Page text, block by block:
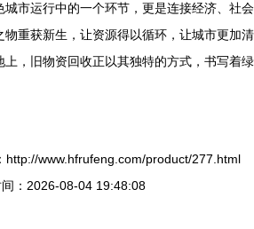
城市运行中的一个环节，更是连接经济、社会
重获新生，让资源得以循环，让城市更加清
，旧物资回收正以其独特的方式，书写着绿
http://www.hfrufeng.com/product/277.html
：2026-08-04 19:48:08